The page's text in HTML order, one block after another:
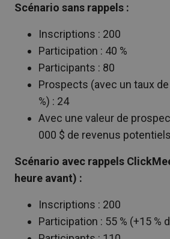
Scénario sans rappels :
Inscriptions : 200
Participation : 40 %
Participants : 80
Prospects (avec un taux
%) : 24
Avec une valeur de
000 $ de revenus potentiels
Scénario avec rappels
heure avant) :
Inscriptions : 200
Participation : 55 % (+15 %